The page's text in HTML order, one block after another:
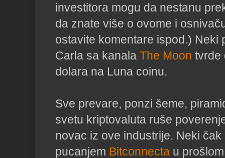
investitora mogu da nestanu
da znate više o ovome i
ostavite komentare ispod.) Neki
Carla sa kanala The Moon tvrde
dolara na Luna coinu.
Sve prevare, ponzi šeme,
svetu kriptovaluta ruše
novac iz ove industrije. Neki
pucanjem Bitconnecta u